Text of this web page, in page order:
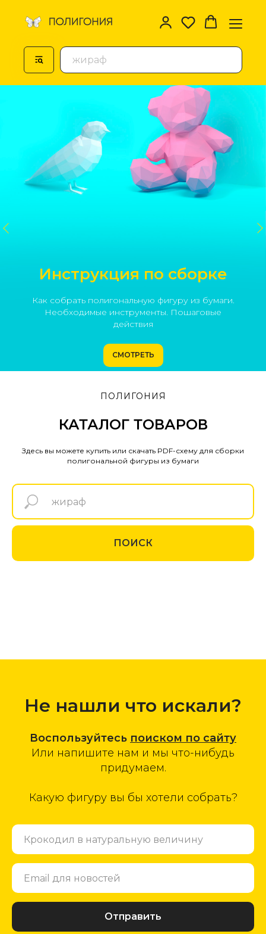
Инструкция по сборке
Как собрать полигональную фигуру из бумаги.
Необходимые инструменты. Пошаговые
действия
СМОТРЕТЬ
ПОЛИГОНИЯ
КАТАЛОГ ТОВАРОВ
Здесь вы можете купить или скачать PDF-схему для сборки
полигональной фигуры из бумаги
ПОИСК
Не нашли что искали?
Воспользуйтесь поиском по сайту
Или напишите нам и мы что-нибудь
придумаем.
Какую фигуру вы бы хотели собрать?
Отправить